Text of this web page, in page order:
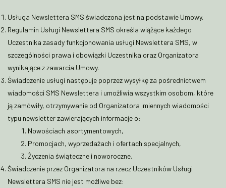
Usługa Newslettera SMS świadczona jest na podstawie Umowy.
Regulamin Usługi Newslettera SMS określa wiążące każdego
Uczestnika zasady funkcjonowania usługi Newslettera SMS, w
szczególności prawa i obowiązki Uczestnika oraz Organizatora
wynikające z zawarcia Umowy.
Świadczenie usługi następuje poprzez wysyłkę za pośrednictwem
wiadomości SMS Newslettera i umożliwia wszystkim osobom, które
ją zamówiły, otrzymywanie od Organizatora imiennych wiadomości
typu newsletter zawierających informacje o:
Nowościach asortymentowych,
Promocjach, wyprzedażach i ofertach specjalnych,
Życzenia świąteczne i noworoczne.
Świadczenie przez Organizatora na rzecz Uczestników Usługi
Newslettera SMS nie jest możliwe bez: